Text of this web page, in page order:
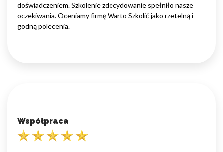
doświadczeniem. Szkolenie zdecydowanie spełniło nasze
oczekiwania. Oceniamy firmę Warto Szkolić jako rzetelną i
godną polecenia.
Współpraca